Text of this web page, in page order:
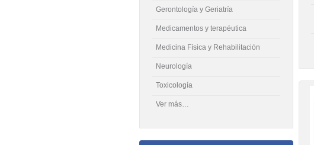
Gerontología y Geriatría
Medicamentos y terapéutica
Medicina Física y Rehabilitación
Neurología
Toxicología
Ver más…